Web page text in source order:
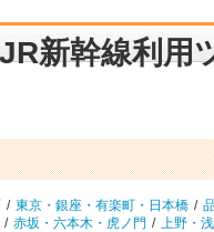
新幹線利用
/ 東京・銀座・有楽町・日本橋 /
/ 赤坂・六本木・虎ノ門 / 上野・